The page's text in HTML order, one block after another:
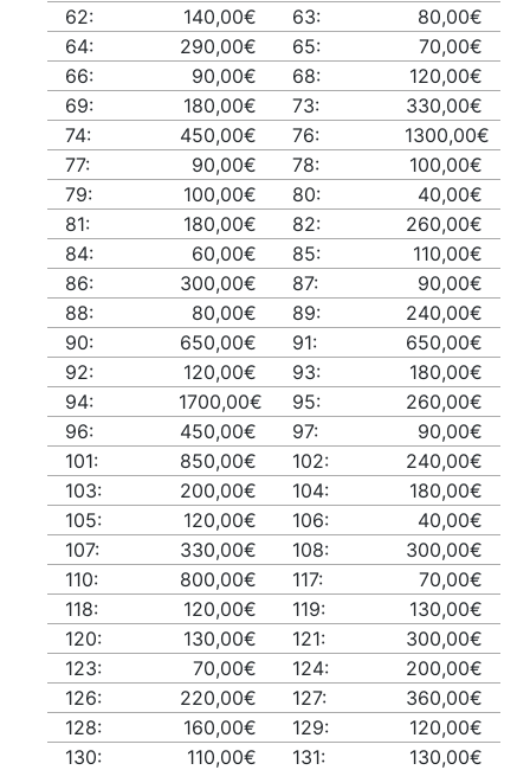
62:
140,00€ 63:
80,00€
64:
290,00€ 65:
70,00€
66:
90,00€ 68:
120,00€
69:
180,00€ 73:
330,00€
74:
450,00€ 76:
1300,00€
77:
90,00€ 78:
100,00€
79:
100,00€ 80:
40,00€
81:
180,00€ 82:
260,00€
84:
60,00€ 85:
110,00€
86:
300,00€ 87:
90,00€
88:
80,00€ 89:
240,00€
90:
650,00€ 91:
650,00€
92:
120,00€ 93:
180,00€
94:
1700,00€ 95:
260,00€
96:
450,00€ 97:
90,00€
101:
850,00€ 102:
240,00€
103:
200,00€ 104:
180,00€
105:
120,00€ 106:
40,00€
107:
330,00€ 108:
300,00€
110:
800,00€ 117:
70,00€
118:
120,00€ 119:
130,00€
120:
130,00€ 121:
300,00€
123:
70,00€ 124:
200,00€
126:
220,00€ 127:
360,00€
128:
160,00€ 129:
120,00€
130:
110,00€ 131:
130,00€